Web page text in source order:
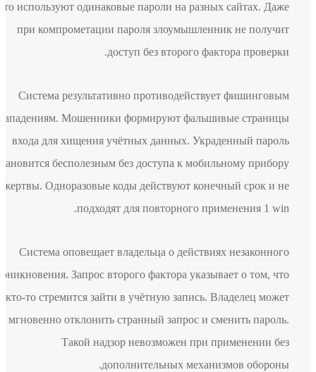
часто используют одинаковые пароли на разных сайтах. Даже
при компрометации пароля злоумышленник не получит
доступ без второго фактора проверки.
Система результативно противодействует фишинговым
нападениям. Мошенники формируют фальшивые страницы
входа для хищения учётных данных. Украденный пароль
становится бесполезным без доступа к мобильному прибору
жертвы. Одноразовые коды действуют конечный срок и не
подходят для повторного применения 1 win.
Система оповещает владельца о действиях незаконного
проникновения. Запрос второго фактора указывает о том, что
кто-то стремится зайти в учётную запись. Владелец может
мгновенно отклонить странный запрос и сменить пароль.
Такой надзор невозможен при применении без
дополнительных механизмов обороны.